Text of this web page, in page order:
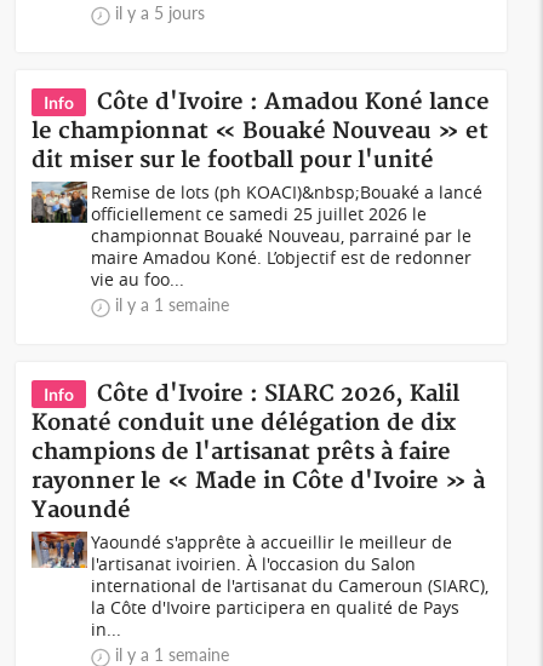
il y a 5 jours
Info
Côte d'Ivoire : Amadou Koné lance
le championnat « Bouaké Nouveau » et
dit miser sur le football pour l'unité
Remise de lots (ph KOACI)&nbsp;Bouaké a lancé
officiellement ce samedi 25 juillet 2026 le
championnat Bouaké Nouveau, parrainé par le
maire Amadou Koné. L’objectif est de redonner
vie au foo...
il y a 1 semaine
Info
Côte d'Ivoire : SIARC 2026, Kalil
Konaté conduit une délégation de dix
champions de l'artisanat prêts à faire
rayonner le « Made in Côte d'Ivoire » à
Yaoundé
Yaoundé s'apprête à accueillir le meilleur de
l'artisanat ivoirien. À l'occasion du Salon
international de l'artisanat du Cameroun (SIARC),
la Côte d'Ivoire participera en qualité de Pays
in...
il y a 1 semaine